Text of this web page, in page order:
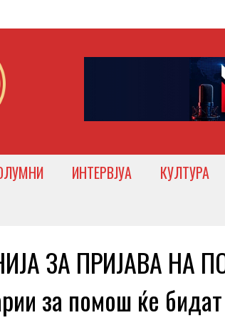
ИНТЕРВЈУА КУЛТУРА
ЗА ПРИЈАВА НА
за помош ќе бидат